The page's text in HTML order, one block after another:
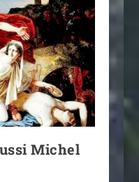
Michel